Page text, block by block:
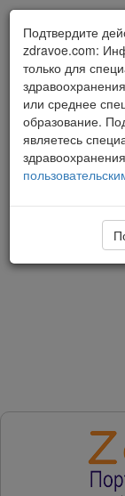
Подтвердите
zdravoe.com:
только для
или среднее
образование.
являетесь